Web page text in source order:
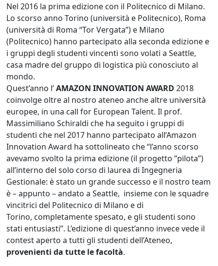
Nel 2016 la prima edizione con il Politecnico di Milano.
Lo scorso anno Torino (università e Politecnico), Roma
(università di Roma “Tor Vergata”) e Milano
(Politecnico) hanno partecipato alla seconda edizione e
i gruppi degli studenti vincenti sono volati a Seattle,
casa madre del gruppo di logistica più conosciuto al
mondo.
Quest’anno l’AMAZON INNOVATION AWARD 2018
coinvolge oltre al nostro ateneo anche altre università
europee, in una call for European Talent. Il prof.
Massimiliano Schiraldi che ha seguito i gruppi di
studenti che nel 2017 hanno partecipato all’Amazon
Innovation Award ha sottolineato che “l’anno scorso
avevamo svolto la prima edizione (il progetto “pilota”)
all’interno del solo corso di laurea di Ingegneria
Gestionale: è stato un grande successo e il nostro team
è – appunto – andato a Seattle, insieme con le squadre
vincitrici del Politecnico di Milano e di
Torino, completamente spesato, e gli studenti sono
stati entusiasti”. L’edizione di quest’anno invece vede il
contest aperto a tutti gli studenti dell’Ateneo,
provenienti da tutte le facoltà.